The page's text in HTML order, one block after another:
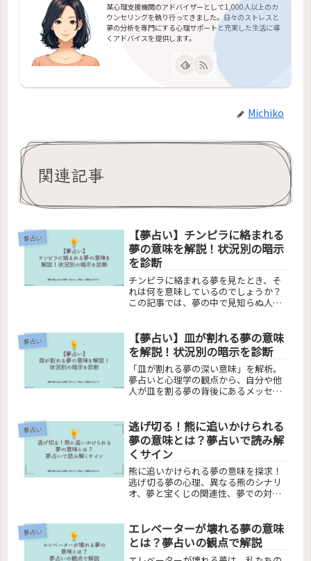
某心理支援機関のアドバイザーとして1,000人以上のカ
ウンセリングを執り行ってきました。日々のストレスと
夢の分析を専門にする心理サポートと充実した生活に導
くアドバイスを提供します。
Michiko
関連記事
夢占い
【夢占い】チンピラに絡まれる
夢の意味を解説！状況別の暗示
を診断
チンピラに絡まれる夢を見たとき、そ
れは何を意味しているのでしょうか？
この記事では、夢の中で見知らぬ人物
生活に与える影響について探求しま
す。自己認識との関係性、逃避行動の
意味、そして酔っ払いや変な人物が夢
に現れる理由についても解説。チンピ
ラに絡まれる夢が示す不安やストレス
を理解し、心の奥底にあるメッセージ
夢占い
【夢占い】皿が割れる夢の意味
を解説！状況別の暗示を診断
「皿が割れる夢の深い意味」を解析。
夢占いと心理学の観点から、自分や他
人が皿を割る夢の背後にあるメッセー
で、夢の解釈を詳細に掘り下げ、見た
後の心の対処法も提案します。この記
事で、皿が割れる夢の意味を深く理解
し、あなたの心の状態を読み解きまし
ょう。
夢占い
逃げ切る！熊に追いかけられる
夢の意味とは？夢占いで読み解
くサイン
熊に追いかけられる夢の意味を探求！
逃げ切る夢の心理、異なる熊のシナリ
オ、夢と宝くじの関連性、夢での対処
を解き明かし、その意味と影響を総合
的に分析。読者が夢の意味を理解し、
実生活に活かせるような内容を提供し
夢占い
エレベーターが壊れる夢の意味
とは？夢占いの観点で解説